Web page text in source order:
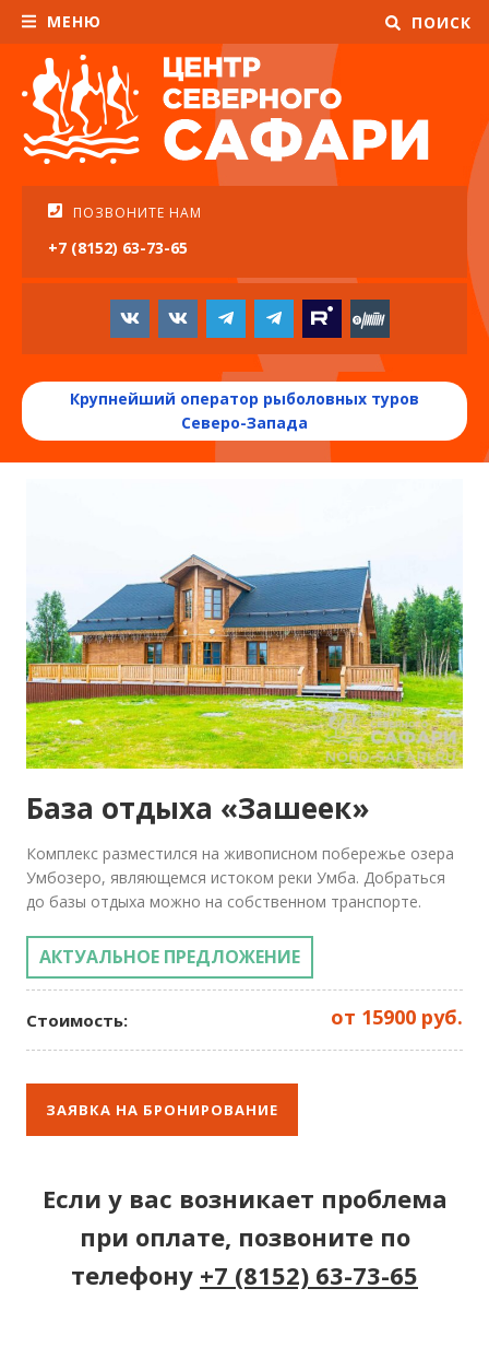
МЕНЮ ПОИСК
ПОЗВОНИТЕ НАМ
+7 (8152) 63-73-65
Крупнейший оператор рыболовных туров
Северо-Запада
База отдыха «Зашеек»
Комплекс разместился на живописном побережье озера
Умбозеро, являющемся истоком реки Умба. Добраться
до базы отдыха можно на собственном транспорте.
АКТУАЛЬНОЕ ПРЕДЛОЖЕНИЕ
Стоимость: от 15900 руб.
ЗАЯВКА НА БРОНИРОВАНИЕ
Если у вас возникает проблема
при оплате, позвоните по
телефону +7 (8152) 63-73-65